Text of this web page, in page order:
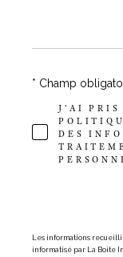
J'AI PRIS
DES
* Champ
Les informations
informatisé par La Boite